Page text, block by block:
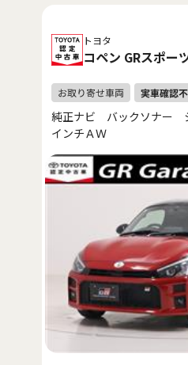
トヨタ
コペン GRスポー
純正ナビ バックソナー
インチＡＷ